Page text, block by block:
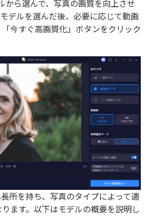
から選んで、写真の画質を向上させ
デルを選んだ後、必要に応じて動画
今すぐ高画質化」ボタンをクリック
所を持ち、写真のタイプによって適
ます。以下はモデルの概要を説明し